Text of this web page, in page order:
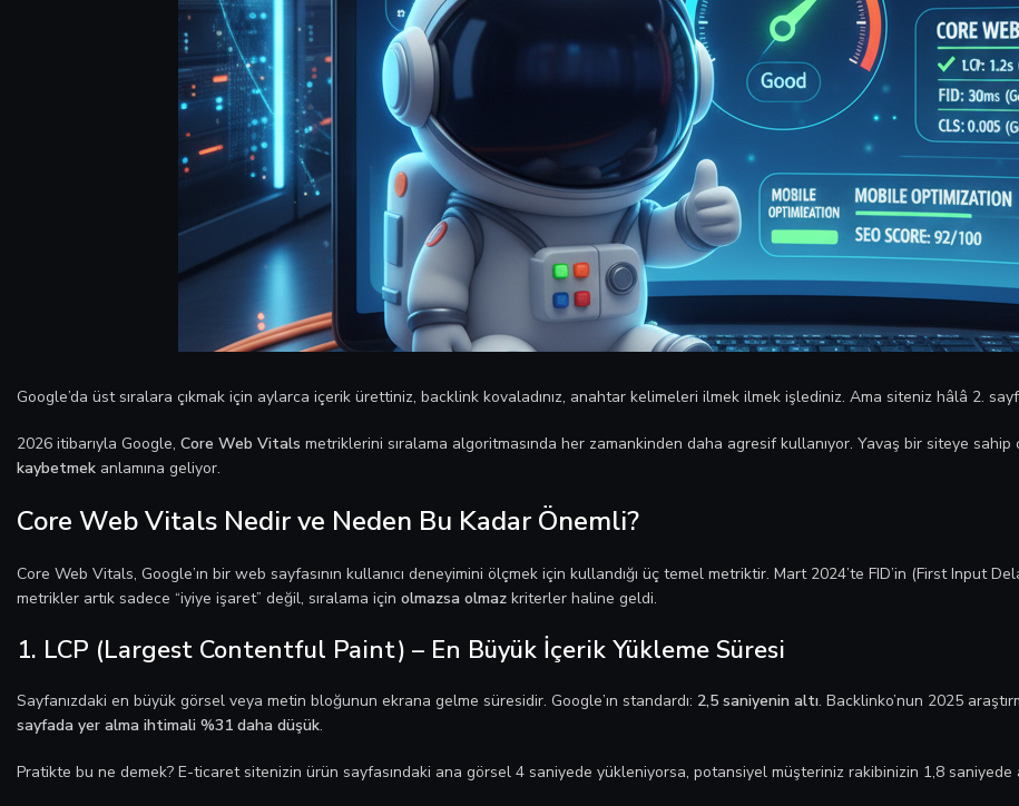
Google’da üst sıralara çıkmak için aylarca içerik ürettiniz, backlink kovaladınız, anahtar kelimeleri ilmek ilmek işlediniz. Ama siteniz hâlâ 2.
2026 itibarıyla Google, Core Web Vitals metriklerini sıralama algoritmasında her zamankinden daha agresif kullanıyor. Yavaş bir siteye
kaybetmek anlamına geliyor.
Core Web Vitals Nedir ve Neden Bu Kadar Önemli?
Core Web Vitals, Google’ın bir web sayfasının kullanıcı deneyimini ölçmek için kullandığı üç temel metriktir. Mart 2024’te FID’in (First Input
metrikler artık sadece “iyiye işaret” değil, sıralama için olmazsa olmaz kriterler haline geldi.
1. LCP (Largest Contentful Paint) – En Büyük İçerik Yükleme Süresi
Sayfanızdaki en büyük görsel veya metin bloğunun ekrana gelme süresidir. Google’ın standardı: 2,5 saniyenin altı. Backlinko’nun 2025
sayfada yer alma ihtimali %31 daha düşük.
Pratikte bu ne demek? E-ticaret sitenizin ürün sayfasındaki ana görsel 4 saniyede yükleniyorsa, potansiyel müşteriniz rakibinizin 1,8 saniyede